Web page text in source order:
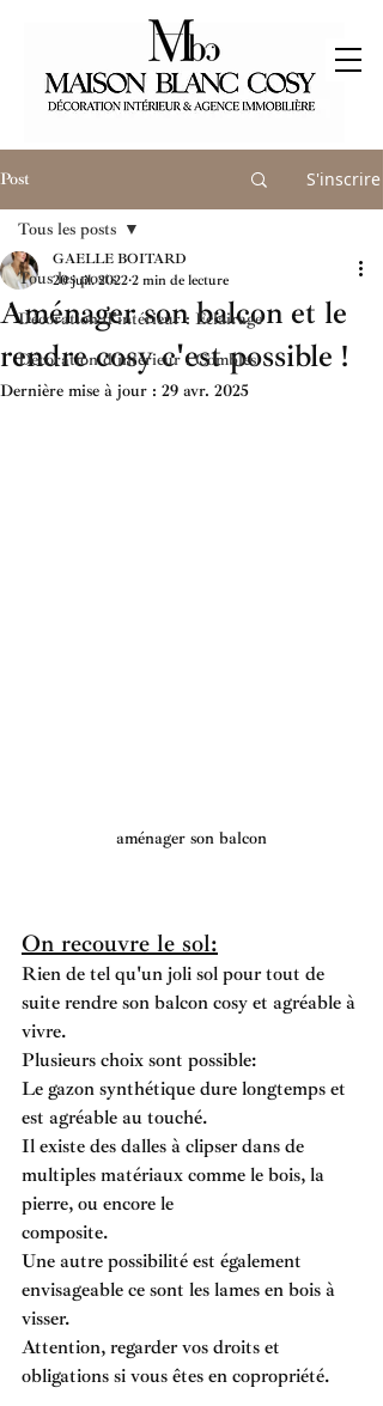
Post S'inscrire
Tous les posts
Décoration d'intérieur : Eclairage
Décoration d'intérieur : Combles
Tous les posts
Aménager son balcon et le
rendre cosy c'est possible !
GAELLE BOITARD
20 juil. 2022 2 min de lecture
Dernière mise à jour : 29 avr. 2025
aménager son balcon
On recouvre le sol:
Rien de tel qu'un joli sol pour tout de
suite rendre son balcon cosy et agréable à
vivre.
Plusieurs choix sont possible:
Le gazon synthétique dure longtemps et
est agréable au touché.
Il existe des dalles à clipser dans de
multiples matériaux comme le bois, la
pierre, ou encore le
composite.
Une autre possibilité est également
envisageable ce sont les lames en bois à
visser.
Attention, regarder vos droits et
obligations si vous êtes en copropriété.